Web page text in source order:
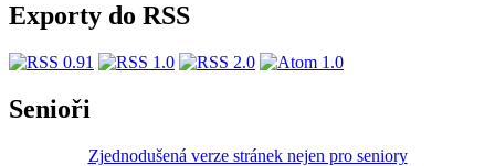
Exporty do RSS
Senioři
Zjednodušená verze stránek nejen pro seniory